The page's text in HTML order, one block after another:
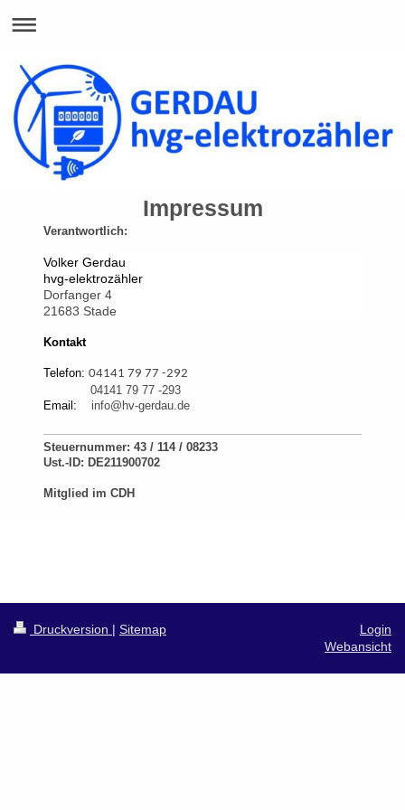
Impressum
Verantwortlich:
Volker Gerdau
hvg-elektrozähler
Dorfanger 4
21683 Stade
Kontakt
Telefon: 04141 79 77 -292
04141 79 77 -293
Email: info@hv-gerdau.de
Steuernummer: 43 / 114 / 08233
Ust.-ID: DE211900702
Mitglied im CDH
Druckversion | Sitemap
Login
Webansicht